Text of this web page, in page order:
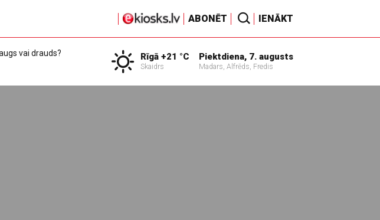
ABONĒT IENĀKT
vai drauds?
Rīgā +21 °C
Skaidrs
Piektdiena, 7. augusts
Madars, Alfrēds, Fredis